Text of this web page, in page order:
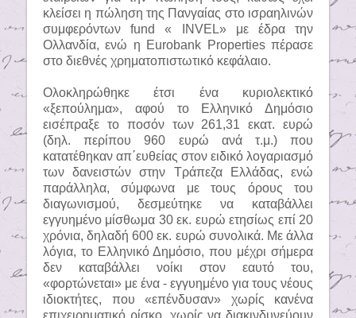
κλείσει η πώληση της Πανγαίας στο ισραηλινών
συμφερόντων fund « ΙNVEL» με έδρα την
Ολλανδία, ενώ η Eurobank Properties πέρασε
στο διεθνές χρηματοπιστωτικό κεφάλαιο.
Ολοκληρώθηκε έτσι ένα κυριολεκτικό
«ξεπούλημα», αφού το Ελληνικό Δημόσιο
εισέπραξε το ποσόν των 261,31 εκατ. ευρώ
(δηλ. περίπου 960 ευρώ ανά τ.μ.) που
κατατέθηκαν απ΄ευθείας στον ειδικό λογαριασμό
των δανειστών στην Τράπεζα Ελλάδας, ενώ
παράλληλα, σύμφωνα με τους όρους του
διαγωνισμού, δεσμεύτηκε να καταβάλλει
εγγυημένο μίσθωμα 30 εκ. ευρώ ετησίως επί 20
χρόνια, δηλαδή 600 εκ. ευρώ συνολικά. Με άλλα
λόγια, το Ελληνικό Δημόσιο, που μέχρι σήμερα
δεν καταβάλλει νοίκι στον εαυτό του,
«φορτώνεται» με ένα - εγγυημένο για τους νέους
ιδιοκτήτες, που «επένδυσαν» χωρίς κανένα
επιχειρηματικό ρίσκο, χωρίς να διακινδυνεύουν